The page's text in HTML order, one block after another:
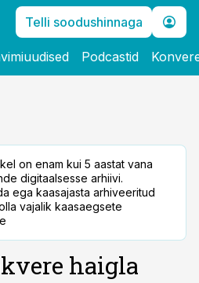
Telli soodushinnaga
Podcastid
on enam kui 5 aastat vana
digitaalsesse arhiivi.
ega kaasajasta arhiveeritud
vajalik kaasaegsete
haigla